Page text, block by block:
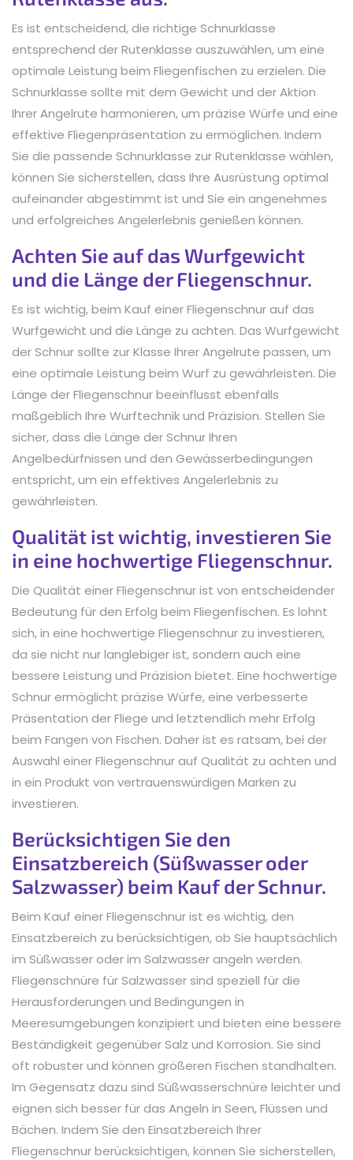
Es ist entscheidend, die richtige Schnurklasse
entsprechend der Rutenklasse auszuwählen, um eine
optimale Leistung beim Fliegenfischen zu erzielen. Die
Schnurklasse sollte mit dem Gewicht und der Aktion
Ihrer Angelrute harmonieren, um präzise Würfe und eine
effektive Fliegenpräsentation zu ermöglichen. Indem
Sie die passende Schnurklasse zur Rutenklasse wählen,
können Sie sicherstellen, dass Ihre Ausrüstung optimal
aufeinander abgestimmt ist und Sie ein angenehmes
und erfolgreiches Angelerlebnis genießen können.
Achten Sie auf das Wurfgewicht
und die Länge der Fliegenschnur.
Es ist wichtig, beim Kauf einer Fliegenschnur auf das
Wurfgewicht und die Länge zu achten. Das Wurfgewicht
der Schnur sollte zur Klasse Ihrer Angelrute passen, um
eine optimale Leistung beim Wurf zu gewährleisten. Die
Länge der Fliegenschnur beeinflusst ebenfalls
maßgeblich Ihre Wurftechnik und Präzision. Stellen Sie
sicher, dass die Länge der Schnur Ihren
Angelbedürfnissen und den Gewässerbedingungen
entspricht, um ein effektives Angelerlebnis zu
gewährleisten.
Qualität ist wichtig, investieren Sie
in eine hochwertige Fliegenschnur.
Die Qualität einer Fliegenschnur ist von entscheidender
Bedeutung für den Erfolg beim Fliegenfischen. Es lohnt
sich, in eine hochwertige Fliegenschnur zu investieren,
da sie nicht nur langlebiger ist, sondern auch eine
bessere Leistung und Präzision bietet. Eine hochwertige
Schnur ermöglicht präzise Würfe, eine verbesserte
Präsentation der Fliege und letztendlich mehr Erfolg
beim Fangen von Fischen. Daher ist es ratsam, bei der
Auswahl einer Fliegenschnur auf Qualität zu achten und
in ein Produkt von vertrauenswürdigen Marken zu
investieren.
Berücksichtigen Sie den
Einsatzbereich (Süßwasser oder
Salzwasser) beim Kauf der Schnur.
Beim Kauf einer Fliegenschnur ist es wichtig, den
Einsatzbereich zu berücksichtigen, ob Sie hauptsächlich
im Süßwasser oder im Salzwasser angeln werden.
Fliegenschnüre für Salzwasser sind speziell für die
Herausforderungen und Bedingungen in
Meeresumgebungen konzipiert und bieten eine bessere
Beständigkeit gegenüber Salz und Korrosion. Sie sind
oft robuster und können größeren Fischen standhalten.
Im Gegensatz dazu sind Süßwasserschnüre leichter und
eignen sich besser für das Angeln in Seen, Flüssen und
Bächen. Indem Sie den Einsatzbereich Ihrer
Fliegenschnur berücksichtigen, können Sie sicherstellen,